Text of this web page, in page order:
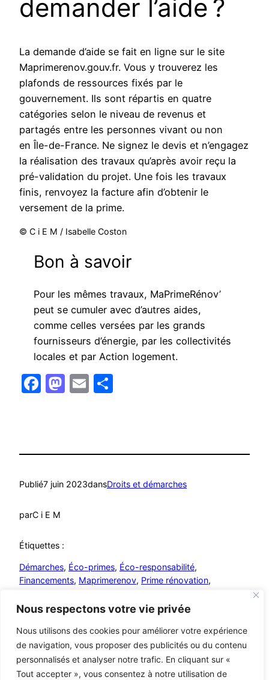
Nous respectons votre vie privée
Nous utilisons des cookies pour améliorer votre expérience
de navigation, vous proposer des publicités ou du contenu
personnalisés et analyser notre trafic. En cliquant sur «
Tout accepter », vous consentez à notre utilisation de
demander l’aide ?
La demande d’aide se fait en ligne sur le site
Maprimerenov.gouv.fr. Vous y trouverez les
plafonds de ressources fixés par le
gouvernement. Ils sont répartis en quatre
catégories selon le niveau de revenus et
partagés entre les personnes vivant ou non
en Île-de-France. Ne signez le devis et n’engagez
la réalisation des travaux qu’après avoir reçu la
pré-validation du projet. Une fois les travaux
finis, renvoyez la facture afin d’obtenir le
versement de la prime.
© C i E M / Isabelle Coston
​Bon à savoir
Pour les mêmes travaux, MaPrimeRénov’
peut se cumuler avec d’autres aides,
comme celles versées par les grands
fournisseurs d’énergie, par les collectivités
locales et par Action logement.
Facebook
Mastodon
Email
Publié7 juin 2023dansDroits et démarches
parC i E M
Étiquettes :
Démarches, Éco-primes, Éco-responsabilité
Financements, Maprimerenov, Prime rénovation
Mutualistes – MCA © C i E M